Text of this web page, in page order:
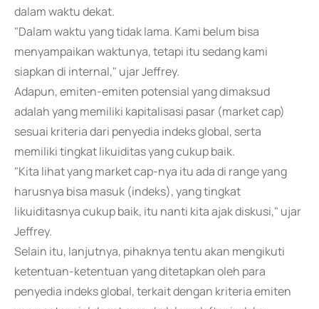
dalam waktu dekat.
"Dalam waktu yang tidak lama. Kami belum bisa
menyampaikan waktunya, tetapi itu sedang kami
siapkan di internal," ujar Jeffrey.
Adapun, emiten-emiten potensial yang dimaksud
adalah yang memiliki kapitalisasi pasar (market cap)
sesuai kriteria dari penyedia indeks global, serta
memiliki tingkat likuiditas yang cukup baik.
"Kita lihat yang market cap-nya itu ada di range yang
harusnya bisa masuk (indeks), yang tingkat
likuiditasnya cukup baik, itu nanti kita ajak diskusi," ujar
Jeffrey.
Selain itu, lanjutnya, pihaknya tentu akan mengikuti
ketentuan-ketentuan yang ditetapkan oleh para
penyedia indeks global, terkait dengan kriteria emiten